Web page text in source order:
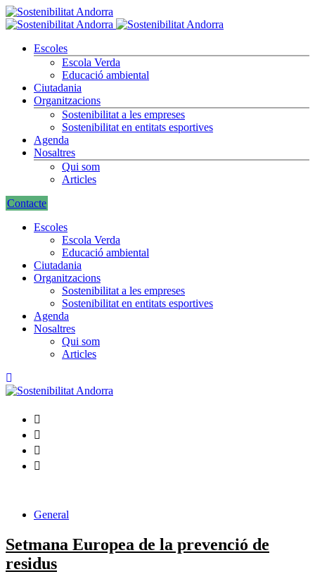
Escoles
Escola Verda
Educació ambiental
Ciutadania
Organitzacions
Sostenibilitat a les empreses
Sostenibilitat en entitats esportives
Agenda
Nosaltres
Qui som
Articles
Contacte
Escoles
Escola Verda
Educació ambiental
Ciutadania
Organitzacions
Sostenibilitat a les empreses
Sostenibilitat en entitats esportives
Agenda
Nosaltres
Qui som
Articles
General
Setmana Europea de la prevenció de
residus